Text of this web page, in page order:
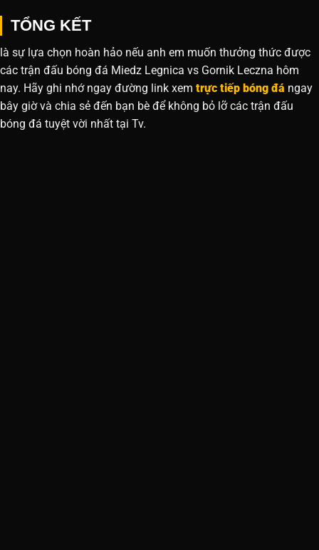
TỔNG KẾT
là sự lựa chọn hoàn hảo nếu anh em muốn thưởng thức được
các trận đấu bóng đá Miedz Legnica vs Gornik Leczna hôm
nay. Hãy ghi nhớ ngay đường link xem trực tiếp bóng đá ngay
bây giờ và chia sẻ đến bạn bè để không bỏ lỡ các trận đấu
bóng đá tuyệt vời nhất tại Tv.